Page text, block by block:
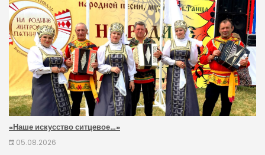
«Наше искусство ситцевое…»
05.08.2026